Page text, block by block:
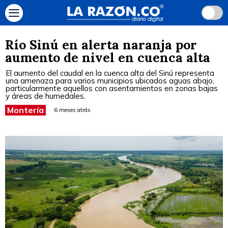
Río Sinú en alerta naranja por
aumento de nivel en cuenca alta
El aumento del caudal en la cuenca alta del Sinú representa
una amenaza para varios municipios ubicados aguas abajo,
particularmente aquellos con asentamientos en zonas bajas
y áreas de humedales.
Montería 6 meses atrás